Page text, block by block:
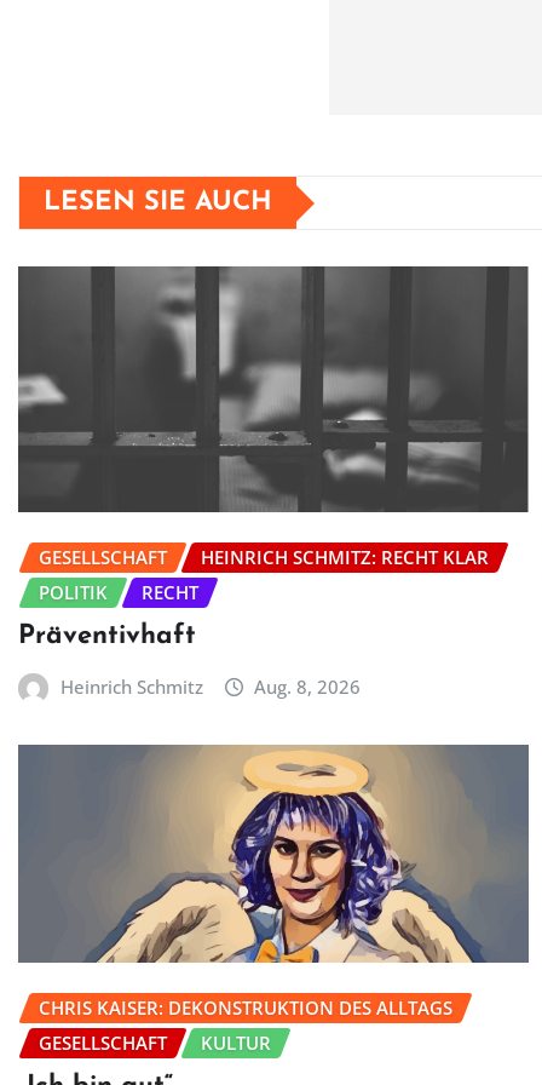
LESEN SIE AUCH
GESELLSCHAFT
HEINRICH SCHMITZ: RECHT KLAR
POLITIK
RECHT
Präventivhaft
Heinrich Schmitz Aug. 8, 2026
CHRIS KAISER: DEKONSTRUKTION DES ALLTAGS
GESELLSCHAFT
KULTUR